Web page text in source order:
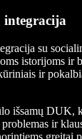
su
istorijoms ir
ir
išsamų DUK,
ir
greitai